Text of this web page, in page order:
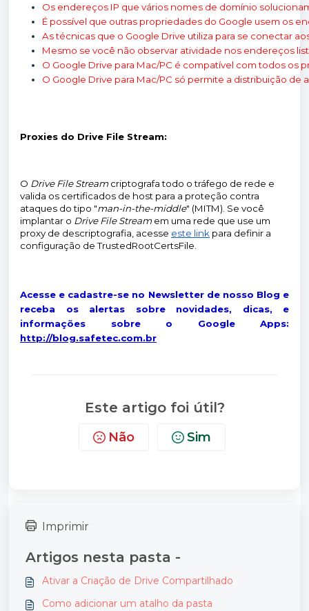
Os endereços IP que vários nomes de domínio
É possível que outras propriedades do Google usem os
As técnicas que o Google Drive utiliza para se conectar
Mesmo se você não observar atividade nos endereços
O Google Drive para Mac/PC é compatível com todos
O Google Drive para Mac/PC só permite a distribuição de
Proxies do Drive File Stream:
O Drive File Stream criptografa todo o tráfego de rede e
valida os certificados de host para a proteção contra
ataques do tipo "man-in-the-middle" (MITM). Se você
implantar o Drive File Stream em uma rede que use um
proxy de descriptografia, acesse este link para definir a
configuração de TrustedRootCertsFile.
Acesse e cadastre-se no Newsletter de nosso Blog e
receba os alertas sobre novidades, dicas, e
informações sobre o Google Apps:
http://blog.safetec.com.br
Este artigo foi útil?
Não Sim
Imprimir
Artigos nesta pasta -
Ativar a Criação de Drive Compartilhado
Como adicionar um atalho da pasta